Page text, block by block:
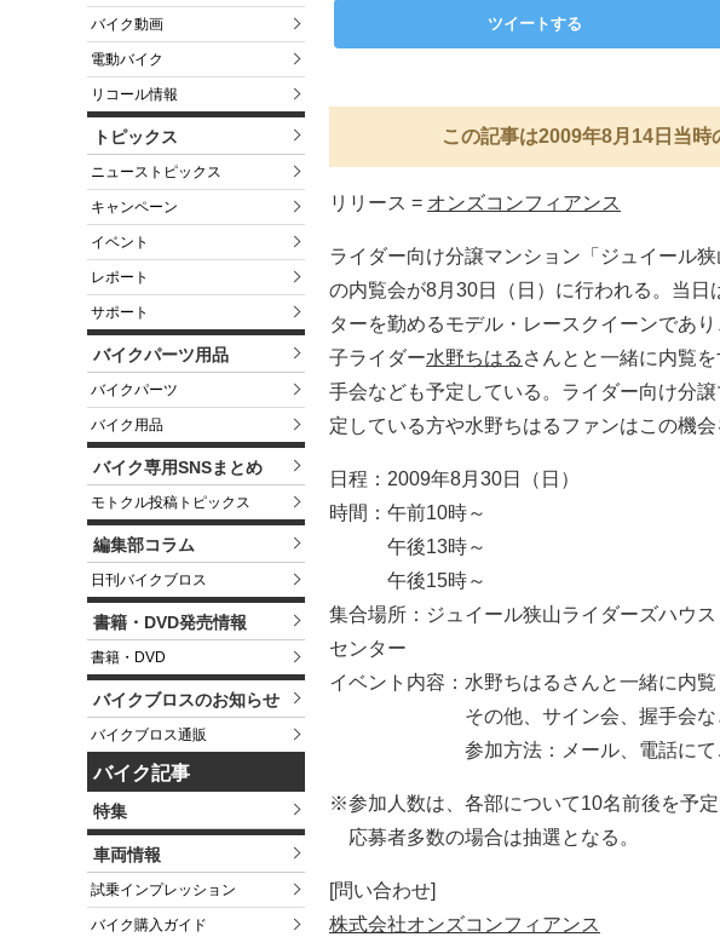
バイク動画
電動バイク
リコール情報
トピックス
ニューストピックス
キャンペーン
イベント
レポート
サポート
バイクパーツ用品
バイクパーツ
バイク用品
バイク専用SNSまとめ
モトクル投稿トピックス
編集部コラム
日刊バイクブロス
書籍・DVD発売情報
書籍・DVD
バイクブロスのお知らせ
バイクブロス通販
バイク記事
特集
車両情報
試乗インプレッション
バイク購入ガイド
ツイートする
この記事は2009年8月14日当時
リリース = オンズコンフィアンス
ライダー向け分譲マンション「ジュイール狭
の内覧会が8月30日（日）に行われる。当日
ターを勤めるモデル・レースクイーンであ
子ライダー水野ちはる さんとと一緒に内覧
手会なども予定している。ライダー向け分
定している方や水野ちはるファンはこの機会
日程：2009年8月30日（日）
時間：午前10時～
午後13時～
午後15時～
集合場所：ジュイール狭山ライダーズハウ
センター
イベント内容：水野ちはるさんと一緒に内覧
その他、サイン会、握手会など
参加方法：メール、電話にてご
※参加人数は、各部について10名前後を予定
応募者多数の場合は抽選となる。
[問い合わせ]
株式会社オンズコンフィアンス